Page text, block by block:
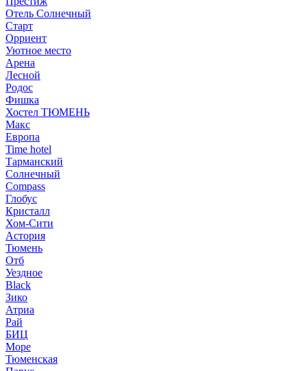
Отель Солнечный
Старт
Орриент
Уютное место
Арена
Лесной
Родос
Фишка
Хостел ТЮМЕНЬ
Макс
Европа
Time hotel
Тарманский
Солнечный
Compass
Глобус
Кристалл
Хом-Сити
Астория
Тюмень
Отб
Уездное
Black
Зико
Атриа
Рай
БИЦ
Море
Тюменская